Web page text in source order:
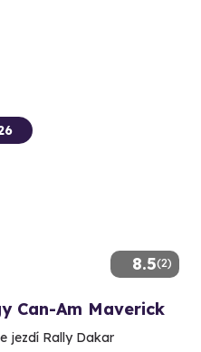
8.5(2)
Can-Am Maverick
jezdí Rally Dakar